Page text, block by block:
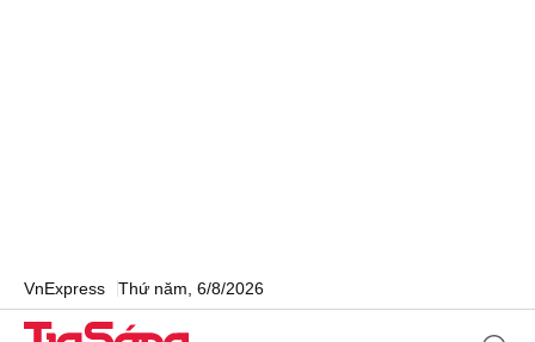
VnExpress Thứ năm, 6/8/2026